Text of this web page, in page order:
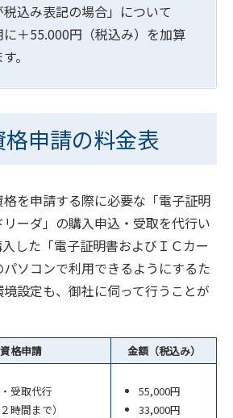
込み表記の場合」について
＋55.000円（税込み）を加算
。
申請の料金表
を申請する際に必要な「電子証明
ーダ」の購入申込・受取を代行い
した「電子証明書およびＩＣカー
ソコンで利用できるようにするた
設定も、御社に伺って行うことが
格申請 金額（税込み）
受取代行
時間まで）
55,000円
33,000円